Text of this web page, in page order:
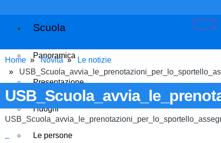
Scuola
Panoramica
Presentazione
I luoghi
Le persone
Home Novità
Le notizie
–